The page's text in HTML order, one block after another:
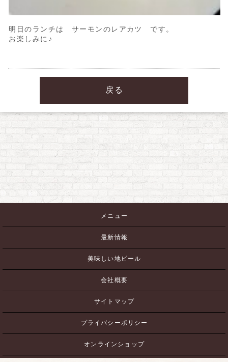
明日のランチは サーモンのレアカツ です。
お楽しみに♪
戻る
メニュー
最新情報
美味しい地ビール
会社概要
サイトマップ
プライバシーポリシー
オンラインショップ